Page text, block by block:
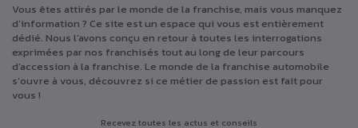
Vous êtes attirés par le monde de la franchise, mais vous manquez
d’information ? Ce site est un espace qui vous est entièrement
dédié. Nous l’avons conçu en retour à toutes les interrogations
exprimées par nos franchisés tout au long de leur parcours
d’accession à la franchise. Le monde de la franchise automobile
s’ouvre à vous, découvrez si ce métier de passion est fait pour
vous !
Recevez toutes les actus et conseils